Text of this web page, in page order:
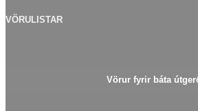
VÖRULISTAR
Vörur fyrir báta